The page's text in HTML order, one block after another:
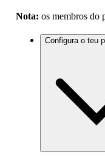
Nota: os membros do
Configura o teu